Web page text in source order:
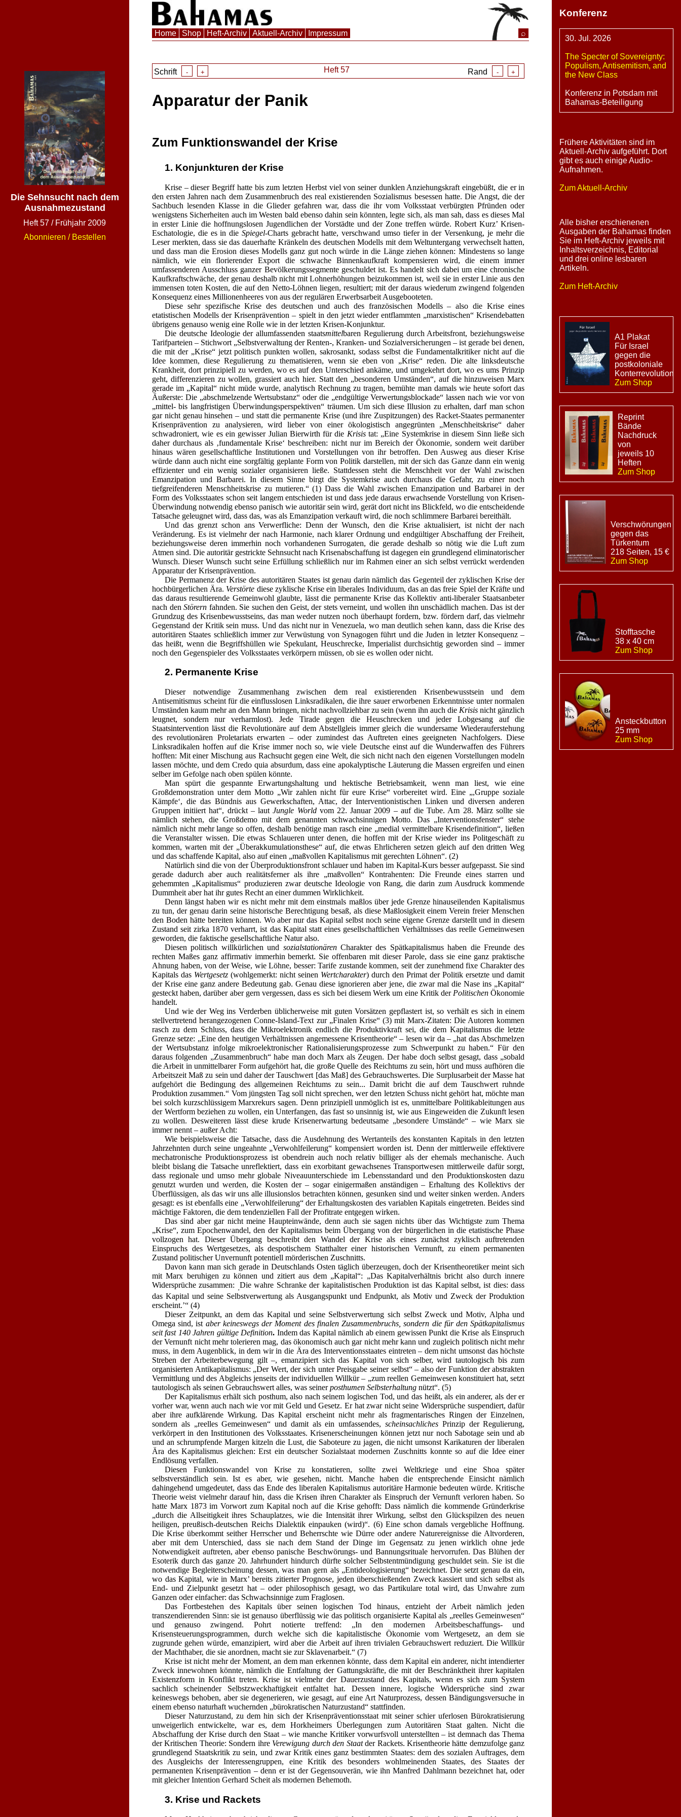
Die Sehnsucht nach dem
Ausnahmezustand
Heft57 / Frühjahr 2009
Abonnieren / Bestellen
Home Shop Heft-Archiv Aktuell-Archiv Impressum ⌕
Schrift - + Heft 57 Rand - +
Apparatur der Panik
Zum Funktionswandel der Krise
1. Konjunkturen der Krise
Krise – dieser Begriff hatte bis zum letzten Herbst viel von seiner dunklen Anziehungskraft eingebüßt, die er in
den ersten Jahren nach dem Zusammenbruch des real existierenden Sozialismus besessen hatte. Die Angst, die der
Sachbuch lesenden Klasse in die Glieder gefahren war, dass die ihr vom Volksstaat verbürgten Pfründen oder
wenigstens Sicherheiten auch im Westen bald ebenso dahin sein könnten, legte sich, als man sah, dass es dieses Mal
in erster Linie die hoffnungslosen Jugendlichen der Vorstädte und der Zone treffen würde. Robert Kurz’ Krisen-
Eschatologie, die es in die Spiegel-Charts gebracht hatte, verschwand umso tiefer in der Versenkung, je mehr die
Leser merkten, dass sie das dauerhafte Kränkeln des deutschen Modells mit dem Weltuntergang verwechselt hatten,
und dass man die Erosion dieses Modells ganz gut noch würde in die Länge ziehen können: Mindestens so lange
nämlich, wie ein florierender Export die schwache Binnenkaufkraft kompensieren wird, die einem immer
umfassenderen Ausschluss ganzer Bevölkerungssegmente geschuldet ist. Es handelt sich dabei um eine chronische
Kaufkraftschwäche, der genau deshalb nicht mit Lohnerhöhungen beizukommen ist, weil sie in erster Linie aus den
immensen toten Kosten, die auf den Netto-Löhnen liegen, resultiert; mit der daraus wiederum zwingend folgenden
Konsequenz eines Millionenheeres von aus der regulären Erwerbsarbeit Ausgebooteten.
Diese sehr spezifische Krise des deutschen und auch des französischen Modells – also die Krise eines
etatistischen Modells der Krisenprävention – spielt in den jetzt wieder entflammten „marxistischen“ Krisendebatten
übrigens genauso wenig eine Rolle wie in der letzten Krisen-Konjunktur.
Die deutsche Ideologie der allumfassenden staatsmittelbaren Regulierung durch Arbeitsfront, beziehungsweise
Tarifparteien – Stichwort „Selbstverwaltung der Renten-, Kranken- und Sozialversicherungen – ist gerade bei denen,
die mit der „Krise“ jetzt politisch punkten wollen, sakrosankt, sodass selbst die Fundamentalkritiker nicht auf die
Idee kommen, diese Regulierung zu thematisieren, wenn sie eben von „Krise“ reden. Die alte linksdeutsche
Krankheit, dort prinzipiell zu werden, wo es auf den Unterschied ankäme, und umgekehrt dort, wo es ums Prinzip
geht, differenzieren zu wollen, grassiert auch hier. Statt den „besonderen Umständen“, auf die hinzuweisen Marx
gerade im „Kapital“ nicht müde wurde, analytisch Rechnung zu tragen, bemühte man damals wie heute sofort das
Äußerste: Die „abschmelzende Wertsubstanz“ oder die „endgültige Verwertungsblockade“ lassen nach wie vor von
„mittel- bis langfristigen Überwindungsperspektiven“ träumen. Um sich diese Illusion zu erhalten, darf man schon
gar nicht genau hinsehen – und statt die permanente Krise (und ihre Zuspitzungen) des Racket-Staates permanenter
Krisenprävention zu analysieren, wird lieber von einer ökologistisch angegrünten „Menschheitskrise“ daher
schwadroniert, wie es ein gewisser Julian Bierwirth für die Krisistat: „Eine Systemkrise in diesem Sinn ließe sich
daher durchaus als ‚fundamentale Krise‘ beschreiben: nicht nur im Bereich der Ökonomie, sondern weit darüber
hinaus wären gesellschaftliche Institutionen und Vorstellungen von ihr betroffen. Den Ausweg aus dieser Krise
würde dann auch nicht eine sorgfältig geplante Form von Politik darstellen, mit der sich das Ganze dann ein wenig
effizienter und ein wenig sozialer organisieren ließe. Stattdessen steht die Menschheit vor der Wahl zwischen
Emanzipation und Barbarei. In diesem Sinne birgt die Systemkrise auch durchaus die Gefahr, zu einer noch
tiefgreifenderen Menschheitskrise zu mutieren.“ (1) Dass die Wahl zwischen Emanzipation und Barbarei in der
Form des Volksstaates schon seit langem entschieden ist und dass jede daraus erwachsende Vorstellung von Krisen-
Überwindung notwendig ebenso panisch wie autoritär sein wird, gerät dort nicht ins Blickfeld, wo die entscheidende
Tatsache geleugnet wird, dass das, was als Emanzipation verkauft wird, die noch schlimmere Barbarei bereithält.
Und das grenzt schon ans Verwerfliche: Denn der Wunsch, den die Krise aktualisiert, ist nicht der nach
Veränderung. Es ist vielmehr der nach Harmonie, nach klarer Ordnung und endgültiger Abschaffung der Freiheit,
beziehungsweise deren immerhin noch vorhandenen Surrogaten, die gerade deshalb so nötig wie die Luft zum
Atmen sind. Die autoritär gestrickte Sehnsucht nach Krisenabschaffung ist dagegen ein grundlegend eliminatorischer
Wunsch. Dieser Wunsch sucht seine Erfüllung schließlich nur im Rahmen einer an sich selbst verrückt werdenden
Apparatur der Krisenprävention.
Die Permanenz der Krise des autoritären Staates ist genau darin nämlich das Gegenteil der zyklischen Krise der
hochbürgerlichen Ära. Verstörte diese zyklische Krise ein liberales Individuum, das an das freie Spiel der Kräfte und
das daraus resultierende Gemeinwohl glaubte, lässt die permanente Krise das Kollektiv anti-liberaler Staatsanbeter
nach denStörern fahnden. Sie suchen den Geist, der stets verneint, und wollen ihn unschädlich machen. Das ist der
Grundzug des Krisenbewusstseins, das man weder nutzen noch überhaupt fordern, bzw. fördern darf, das vielmehr
Gegenstand der Kritik sein muss. Und das nicht nur in Venezuela, wo man deutlich sehen kann, dass die Krise des
autoritären Staates schließlich immer zur Verwüstung von Synagogen führt und die Juden in letzter Konsequenz –
das heißt, wenn die Begriffshüllen wie Spekulant, Heuschrecke, Imperialist durchsichtig geworden sind – immer
noch den Gegenspieler des Volksstaates verkörpern müssen, ob sie es wollen oder nicht.
2. Permanente Krise
Dieser notwendige Zusammenhang zwischen dem real existierenden Krisenbewusstsein und dem
Antisemitismus scheint für die einflusslosen Linksradikalen, die ihre sauer erworbenen Erkenntnisse unter normalen
Umständen kaum mehr an den Mann bringen, nicht nachvollziehbar zu sein (wenn ihn auch die Krisis nicht gänzlich
leugnet, sondern nur verharmlost). Jede Tirade gegen die Heuschrecken und jeder Lobgesang auf die
Staatsintervention lässt die Revolutionäre auf dem Abstellgleis immer gleich die wundersame Wiederauferstehung
des revolutionären Proletariats erwarten – oder zumindest das Auftreten eines geeigneten Nachfolgers. Diese
Linksradikalen hoffen auf die Krise immer noch so, wie viele Deutsche einst auf die Wunderwaffen des Führers
hofften: Mit einer Mischung aus Rachsucht gegen eine Welt, die sich nicht nach den eigenen Vorstellungen modeln
lassen möchte, und dem Credo quia absurdum, dass eine apokalyptische Läuterung die Massen ergreifen und einen
selber im Gefolge nach oben spülen könnte.
Man spürt die gespannte Erwartungshaltung und hektische Betriebsamkeit, wenn man liest, wie eine
Großdemonstration unter dem Motto „Wir zahlen nicht für eure Krise“ vorbereitet wird. Eine „,Gruppe soziale
Kämpfe‘, die das Bündnis aus Gewerkschaften, Attac, der Interventionistischen Linken und diversen anderen
Gruppen initiiert hat“, drückt – lautJungle Worldvom 22. Januar 2009 – auf die Tube. Am 28. März sollte sie
nämlich stehen, die Großdemo mit dem genannten schwachsinnigen Motto. Das „Interventionsfenster“ stehe
nämlich nicht mehr lange so offen, deshalb benötige man rasch eine „medial vermittelbare Krisendefinition“, ließen
die Veranstalter wissen. Die etwas Schlaueren unter denen, die hoffen mit der Krise wieder ins Politgeschäft zu
kommen, warten mit der „Überakkumulationsthese“ auf, die etwas Ehrlicheren setzen gleich auf den dritten Weg
und das schaffende Kapital, also auf einen „maßvollen Kapitalismus mit gerechten Löhnen“. (2)
Natürlich sind die von der Überproduktionsfront schlauer und haben im Kapital-Kurs besser aufgepasst. Sie sind
gerade dadurch aber auch realitätsferner als ihre „maßvollen“ Kontrahenten: Die Freunde eines starren und
gehemmten „Kapitalismus“ produzieren zwar deutsche Ideologie von Rang, die darin zum Ausdruck kommende
Dummheit aber hat ihr gutes Recht an einer dummen Wirklichkeit.
Denn längst haben wir es nicht mehr mit dem einstmals maßlos über jede Grenze hinauseilenden Kapitalismus
zu tun, der genau darin seine historische Berechtigung besaß, als diese Maßlosigkeit einem Verein freier Menschen
den Boden hätte bereiten können. Wo aber nur das Kapital selbst noch seine eigene Grenze darstellt und in diesem
Zustand seit zirka 1870 verharrt, ist das Kapital statt eines gesellschaftlichen Verhältnisses das reelle Gemeinwesen
geworden, die faktische gesellschaftliche Natur also.
Diesen politisch willkürlichen und sozialstationärenCharakter des Spätkapitalismus haben die Freunde des
rechten Maßes ganz affirmativ immerhin bemerkt. Sie offenbaren mit dieser Parole, dass sie eine ganz praktische
Ahnung haben, von der Weise, wie Löhne, besser: Tarife zustande kommen, seit der zunehmend fixe Charakter des
Kapitals das Wertgesetz (wohlgemerkt: nicht seinen Wertcharakter) durch den Primat der Politik ersetzte und damit
der Krise eine ganz andere Bedeutung gab. Genau diese ignorieren aber jene, die zwar mal die Nase ins „Kapital“
gesteckt haben, darüber aber gern vergessen, dass es sich bei diesem Werk um eine Kritik der Politischen Ökonomie
handelt.
Und wie der Weg ins Verderben üblicherweise mit guten Vorsätzen gepflastert ist, so verhält es sich in einem
stellvertretend herangezogenen Conne-Island-Text zur „Finalen Krise“ (3) mit Marx-Zitaten: Die Autoren kommen
rasch zu dem Schluss, dass die Mikroelektronik endlich die Produktivkraft sei, die dem Kapitalismus die letzte
Grenze setze: „Eine den heutigen Verhältnissen angemessene Krisentheorie“ – lesen wir da – „hat das Abschmelzen
der Wertsubstanz infolge mikroelektronischer Rationalisierungsprozesse zum Schwerpunkt zu haben.“ Für den
daraus folgenden „Zusammenbruch“ habe man doch Marx als Zeugen. Der habe doch selbst gesagt, dass „sobald
die Arbeit in unmittelbarer Form aufgehört hat, die große Quelle des Reichtums zu sein, hört und muss aufhören die
Arbeitszeit Maß zu sein und daher der Tauschwert [das Maß] des Gebrauchswertes. Die Surplusarbeit der Masse hat
aufgehört die Bedingung des allgemeinen Reichtums zu sein... Damit bricht die auf dem Tauschwert ruhnde
Produktion zusammen.“ Vom jüngsten Tag soll nicht sprechen, wer den letzten Schuss nicht gehört hat, möchte man
bei solch kurzschlüssigem Marxrekurs sagen. Denn prinzipiell unmöglich ist es, unmittelbare Politikableitungen aus
der Wertform beziehen zu wollen, ein Unterfangen, das fast so unsinnig ist, wie aus Eingeweiden die Zukunft lesen
zu wollen. Desweiteren lässt diese krude Krisenerwartung bedeutsame „besondere Umstände“ – wie Marx sie
immer nennt – außer Acht:
Wie beispielsweise die Tatsache, dass die Ausdehnung des Wertanteils des konstanten Kapitals in den letzten
Jahrzehnten durch seine ungeahnte „Verwohlfeilerung“ kompensiert worden ist. Denn der mittlerweile effektivere
mechatronische Produktionsprozess ist obendrein auch noch relativ billiger als der ehemals mechanische. Auch
bleibt bislang die Tatsache unreflektiert, dass ein exorbitant gewachsenes Transportwesen mittlerweile dafür sorgt,
dass regionale und umso mehr globale Niveauunterschiede im Lebensstandard und den Produktionskosten dazu
genutzt wurden und werden, die Kosten der – sogar einigermaßen anständigen – Erhaltung des Kollektivs der
Überflüssigen, als das wir uns alle illusionslos betrachten können, gesunken sind und weiter sinken werden. Anders
gesagt: es ist ebenfalls eine „Verwohlfeilerung“ der Erhaltungskosten des variablen Kapitals eingetreten. Beides sind
mächtige Faktoren, die dem tendenziellen Fall der Profitrate entgegen wirken.
Das sind aber gar nicht meine Haupteinwände, denn auch sie sagen nichts über das Wichtigste zum Thema
„Krise“, zum Epochenwandel, den der Kapitalismus beim Übergang von der bürgerlichen in die etatistische Phase
vollzogen hat. Dieser Übergang beschreibt den Wandel der Krise als eines zunächst zyklisch auftretenden
Einspruchs des Wertgesetzes, als despotischem Statthalter einer historischen Vernunft, zu einem permanenten
Zustand politischer Unvernunft potentiell mörderischen Zuschnitts.
Davon kann man sich gerade in Deutschlands Osten täglich überzeugen, doch der Krisentheoretiker meint sich
mit Marx beruhigen zu können und zitiert aus dem „Kapital“: „Das Kapitalverhältnis bricht also durch innere
Widersprüche zusammen: ‚Die wahre Schranke der kapitalistischen Produktion ist das Kapital selbst, ist dies: dass
das Kapital und seine Selbstverwertung als Ausgangspunkt und Endpunkt, als Motiv und Zweck der Produktion
erscheint.’“ (4)
Dieser Zeitpunkt, an dem das Kapital und seine Selbstverwertung sich selbst Zweck und Motiv, Alpha und
Omega sind, ist aber keineswegs der Moment des finalen Zusammenbruchs, sondern die für den Spätkapitalismus
seit fast 140 Jahren gültige Definition. Indem das Kapital nämlich ab einem gewissen Punkt die Krise als Einspruch
der Vernunft nicht mehr tolerieren mag, das ökonomisch auch gar nicht mehr kann und zugleich politisch nicht mehr
muss, in dem Augenblick, in dem wir in die Ära des Interventionsstaates eintreten – dem nicht um­sonst das höchste
Streben der Arbeiterbewegung gilt –, emanzipiert sich das Kapital von sich selber, wird tautologisch bis zum
organisierten Antikapitalismus: „Der Wert, der sich unter Preisgabe seiner selbst“ – also der Funktion der ab­strakten
Vermittlung und des Abgleichs jenseits der individuellen Willkür – „zum reellen Gemeinwesen konstituiert hat, setzt
tauto­logisch als seinen Gebrauchswert alles, was seinerposthumen Selbsterhaltung nützt“. (5)
Der Kapitalismus erhält sich posthum, also nach seinem logischen Tod, und das heißt, als ein anderer, als der er
vorher war, wenn auch nach wie vor mit Geld und Gesetz. Er hat zwar nicht seine Widersprüche suspendiert, dafür
aber ihre aufklärende Wirkung. Das Kapital erscheint nicht mehr als fragmentarisches Ringen der Einzelnen,
sondern als „reelles Gemeinwesen“ und damit als ein umfassendes, scheinsachlichesPrinzip der Regulierung,
verkörpert in den Institutionen des Volksstaates. Krisenerscheinungen können jetzt nur noch Sabotage sein und ab
und an schrumpfende Margen kitzeln die Lust, die Saboteure zu jagen, die nicht umsonst Karikaturen der liberalen
Ära des Kapitalismus gleichen: Erst ein deutscher Sozialstaat modernen Zuschnitts konnte so auf die Idee einer
Endlösung verfallen.
Diesen Funktionswandel von Krise zu konstatieren, sollte zwei Weltkriege und eine Shoa später
selbstverständlich sein. Ist es aber, wie gesehen, nicht. Manche haben die entsprechende Einsicht nämlich
dahingehend umgedeutet, dass das Ende des liberalen Kapitalismus autoritäre Harmonie bedeuten würde. Kritische
Theorie weist vielmehr darauf hin, dass die Krisen ihren Charakter als Einspruch der Vernunft verloren haben. So
hatte Marx 1873 im Vorwort zum Kapital noch auf die Krise gehofft: Dass nämlich die kommende Gründerkrise
„durch die Allseitigkeit ihres Schauplatzes, wie die Intensität ihrer Wirkung, selbst den Glückspilzen des neuen
heiligen, preußisch-deutschen Reichs Dialektik einpauken (wird)“. (6) Eine schon damals vergebliche Hoffnung.
Die Krise überkommt seither Herrscher und Beherrschte wie Dürre oder andere Naturereignisse die Altvorderen,
aber mit dem Unterschied, dass sie nach dem Stand der Dinge im Gegensatz zu jenen wirklich ohne jede
Notwendigkeit auftreten, aber ebenso panische Beschwörungs- und Bannungsrituale hervorrufen. Das Blühen der
Esoterik durch das ganze 20. Jahrhundert hindurch dürfte solcher Selbstentmündigung geschuldet sein. Sie ist die
notwendige Begleiterscheinung dessen, was man gern als „Entideologisierung“ bezeichnet. Die setzt genau da ein,
wo das Kapital, wie in Marx’ bereits zitierter Prognose, jeden überschießenden Zweck kassiert und sich selbst als
End- und Zielpunkt gesetzt hat – oder philosophisch gesagt, wo das Partikulare total wird, das Unwahre zum
Ganzen oder einfacher: das Schwachsinnige zum Fraglosen.
Das Fortbestehen des Kapitals über seinen logischen Tod hinaus, entzieht der Arbeit nämlich jeden
transzendierenden Sinn: sie ist genauso überflüssig wie das politisch organisierte Kapital als „reelles Gemeinwesen“
und genauso zwingend. Pohrt notierte treffend: „In den modernen Arbeitsbeschaffungs- und
Krisensteuerungsprogrammen, durch welche sich die kapitalistische Ökonomie vom Wertgesetz, an dem sie
zugrunde gehen würde, emanzipiert, wird aber die Arbeit auf ihren trivialen Gebrauchswert reduziert. Die Willkür
der Machthaber, die sie anordnen, macht sie zur Sklavenarbeit.“ (7)
Krise ist nicht mehr der Moment, an dem man erkennen könnte, dass dem Kapital ein anderer, nicht intendierter
Zweck innewohnen könnte, nämlich die Entfaltung der Gattungskräfte, die mit der Beschränktheit ihrer kapitalen
Existenzform in Konflikt treten. Krise ist vielmehr der Dauerzustand des Kapitals, wenn es sich zum System
sachlich scheinender Selbstzweckhaftigkeit entfaltet hat. Dessen innere, logische Widersprüche sind zwar
keineswegs behoben, aber sie degenerieren, wie gesagt, auf eine Art Naturprozess, dessen Bändigungsversuche in
einem ebenso naturhaft wuchernden „bürokratischen Naturzustand“ stattfinden.
Dieser Naturzustand, zu dem hin sich der Krisenpräventionsstaat mit seiner schier uferlosen Bürokratisierung
unweigerlich entwickelte, war es, dem Horkheimers Überlegungen zum Autoritären Staat galten. Nicht die
Abschaffung der Krise durch den Staat – wie manche Kritiker vorwurfsvoll unterstellten – ist demnach das Thema
der Kritischen Theorie: Sondern ihre Verewigung durch den Staatder Rackets. Krisentheorie hätte demzufolge ganz
grundlegend Staatskritik zu sein, und zwar Kritik eines ganz bestimmten Staates: dem des sozialen Auftrages, dem
des Ausgleichs der Interessengruppen, eine Kritik des besonders wohlmeinenden Staates, des Staates der
permanenten Krisenprävention – denn er ist der Gegensouverän, wie ihn Manfred Dahlmann bezeichnet hat, oder
mit gleicher Intention Gerhard Scheit als modernen Behemoth.
3. Krise und Rackets
Konferenz
30. Jul. 2026
The Specter of Sovereignty:
Populism, Antisemitism, and
the New Class
Konferenz in Potsdam mit
Bahamas-Beteiligung
Frühere Aktivitäten sind im
Aktuell-Archiv aufgeführt. Dort
gibt es auch einige Audio-
Aufnahmen.
Zum Aktuell-Archiv
Alle bisher erschienenen
Ausgaben der Bahamas finden
Sie im Heft-Archiv jeweils mit
Inhaltsverzeichnis, Editorial
und drei online lesbaren
Artikeln.
Zum Heft-Archiv
A1 Plakat
Für Israel
gegen die
postkoloniale
Konterrevolution
Zum Shop
Reprint
Bände
Nachdruck
von
jeweils 10
Heften
Zum Shop
Verschwörungen
gegen das
Türkentum
218 Seiten, 15 €
Zum Shop
Stofftasche
38 x 40 cm
Zum Shop
Ansteckbutton
25 mm
Zum Shop